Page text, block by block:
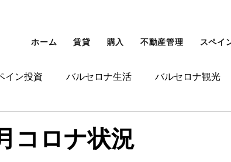
ホーム 賃貸 購入 不動産管理 スペイ
イン投資 バルセロナ生活 バルセロナ観光
コロナ状況